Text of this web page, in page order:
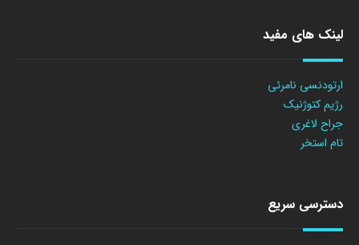
لینک های مفید
ارتودنسی نامرئی
رژیم کتوژنیک
جراح لاغری
تام استخر
دسترسی سریع